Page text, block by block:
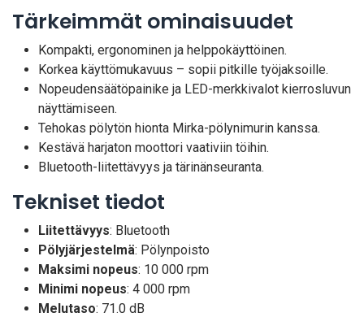
Tärkeimmät ominaisuudet
Kompakti, ergonominen ja helppokäyttöinen.
Korkea käyttömukavuus – sopii pitkille työjaksoille.
Nopeudensäätöpainike ja LED-merkkivalot kierrosluvun
näyttämiseen.
Tehokas pölytön hionta Mirka-pölynimurin kanssa.
Kestävä harjaton moottori vaativiin töihin.
Bluetooth-liitettävyys ja tärinänseuranta.
Tekniset tiedot
Liitettävyys: Bluetooth
Pölyjärjestelmä: Pölynpoisto
Maksimi nopeus: 10 000 rpm
Minimi nopeus: 4 000 rpm
Melutaso: 71.0 dB